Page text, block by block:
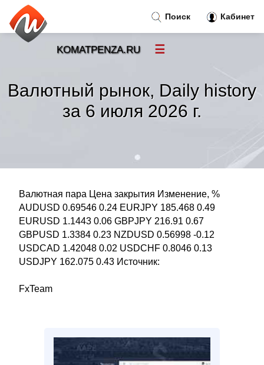
Валютный рынок, Daily history
за 6 июля 2026 г.
Валютная пара Цена закрытия Изменение, %
AUDUSD 0.69546 0.24 EURJPY 185.468 0.49
EURUSD 1.1443 0.06 GBPJPY 216.91 0.67
GBPUSD 1.3384 0.23 NZDUSD 0.56998 -0.12
USDCAD 1.42048 0.02 USDCHF 0.8046 0.13
USDJPY 162.075 0.43 Источник:
FxTeam
Поиск Кабинет
KOMATPENZA.RU ☰
Новости»
Тренды новостей »
Правила»
Контакт»